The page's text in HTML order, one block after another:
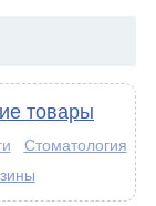
товары
Стоматология